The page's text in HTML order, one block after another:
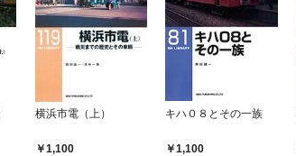
横浜市電（上）
1,100
キハ０８とその一族
1,100